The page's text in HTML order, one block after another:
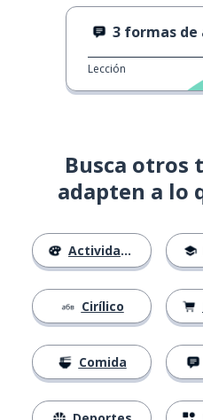
3 formas de
Lección
Busca otros
adapten a lo
Actividades
Cirílico
Comida